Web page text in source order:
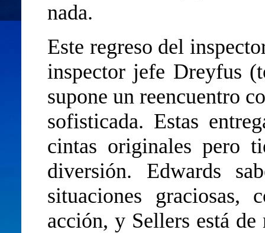
nada.
Este regreso del
inspector jefe Dreyfus
supone un reencuentro
sofisticada. Estas
cintas originales pero
diversión. Edwards
situaciones graciosas,
acción, y Sellers está